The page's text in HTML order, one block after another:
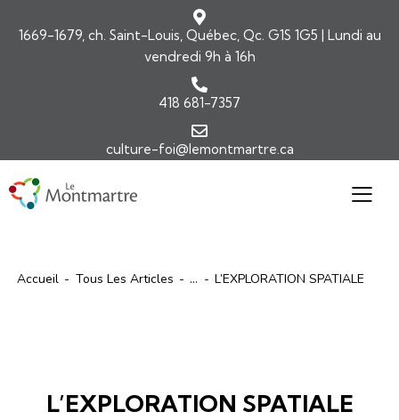
1669-1679, ch. Saint-Louis, Québec, Qc. G1S 1G5 | Lundi au
vendredi 9h à 16h
418 681-7357
culture-foi@lemontmartre.ca
Accueil Tous Les Articles ... L’EXPLORATION SPATIALE
L’EXPLORATION SPATIALE